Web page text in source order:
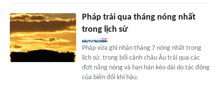
Pháp trải qua tháng nóng nhất
trong lịch sử
Pháp vừa ghi nhận tháng 7 nóng nhất trong
lịch sử, trong bối cảnh châu Âu trải qua các
đợt nắng nóng và hạn hán kéo dài do tác động
của biến đổi khí hậu.